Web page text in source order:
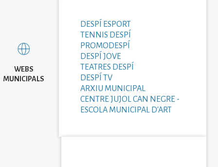
WEBS
MUNICIPALS
DESPÍ ESPORT
TENNIS DESPÍ
PROMODESPÍ
DESPÍ JOVE
TEATRES DESPÍ
DESPÍ TV
ARXIU MUNICIPAL
CENTRE JUJOL CAN NEGRE -
ESCOLA MUNICIPAL D'ART